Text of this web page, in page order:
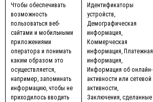
Чтобы обеспечивать
возможность
пользоваться веб-
сайтами и мобильными
приложениями
оператора и понимать
каким образом это
осуществляется,
например, запоминать
информацию, чтобы не
приходилось вводить
Идентификаторы
устройств,
Демографическая
информация,
Коммерческая
информация, Платежная
информация,
Информация об онлайн-
активности или сетевой
активности,
Заключения, сделанные